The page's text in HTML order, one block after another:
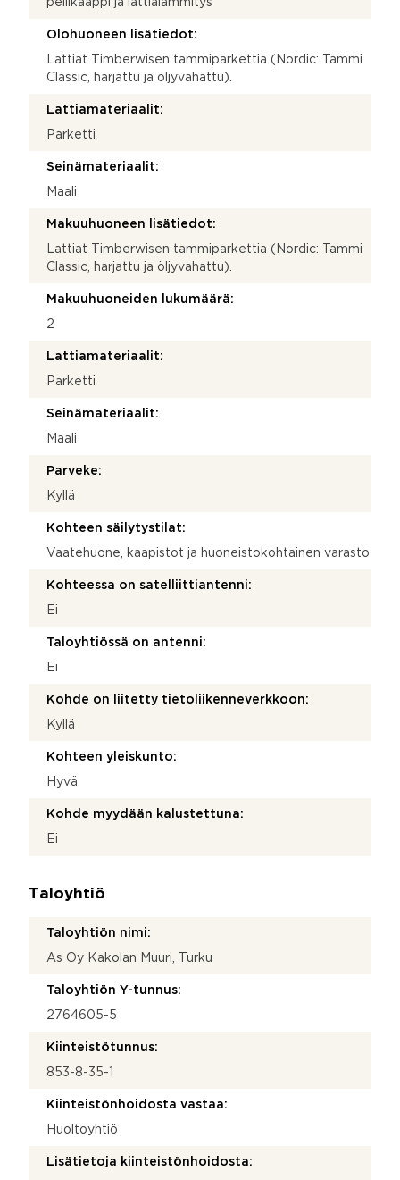
peilikaappi ja lattialämmitys
Olohuoneen lisätiedot:
Lattiat Timberwisen tammiparkettia (Nordic: Tammi
Classic, harjattu ja öljyvahattu).
Lattiamateriaalit:
Parketti
Seinämateriaalit:
Maali
Makuuhuoneen lisätiedot:
Lattiat Timberwisen tammiparkettia (Nordic: Tammi
Classic, harjattu ja öljyvahattu).
Makuuhuoneiden lukumäärä:
2
Lattiamateriaalit:
Parketti
Seinämateriaalit:
Maali
Parveke:
Kyllä
Kohteen säilytystilat:
Vaatehuone, kaapistot ja huoneistokohtainen varasto
Kohteessa on satelliittiantenni:
Ei
Taloyhtiössä on antenni:
Ei
Kohde on liitetty tietoliikenneverkkoon:
Kyllä
Kohteen yleiskunto:
Hyvä
Kohde myydään kalustettuna:
Ei
Taloyhtiö
Taloyhtiön nimi:
As Oy Kakolan Muuri, Turku
Taloyhtiön Y-tunnus:
2764605-5
Kiinteistötunnus:
853-8-35-1
Kiinteistönhoidosta vastaa:
Huoltoyhtiö
Lisätietoja kiinteistönhoidosta: